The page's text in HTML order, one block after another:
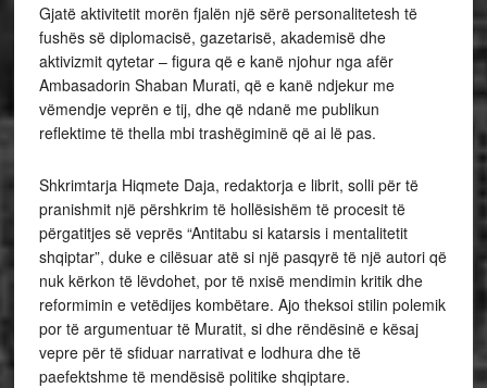
Gjatë aktivitetit morën fjalën një sërë personalitetesh të
fushës së diplomacisë, gazetarisë, akademisë dhe
aktivizmit qytetar – figura që e kanë njohur nga afër
Ambasadorin Shaban Murati, që e kanë ndjekur me
vëmendje veprën e tij, dhe që ndanë me publikun
reflektime të thella mbi trashëgiminë që ai lë pas.
Shkrimtarja Hiqmete Daja, redaktorja e librit, solli për të
pranishmit një përshkrim të hollësishëm të procesit të
përgatitjes së veprës “Antitabu si katarsis i mentalitetit
shqiptar”, duke e cilësuar atë si një pasqyrë të një autori që
nuk kërkon të lëvdohet, por të nxisë mendimin kritik dhe
reformimin e vetëdijes kombëtare. Ajo theksoi stilin polemik
por të argumentuar të Muratit, si dhe rëndësinë e kësaj
vepre për të sfiduar narrativat e lodhura dhe të
paefektshme të mendësisë politike shqiptare.